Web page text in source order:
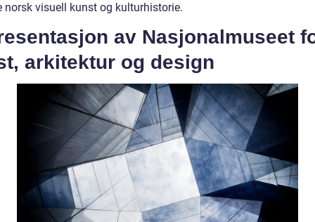
norsk visuell kunst og kulturhistorie.
av Nasjonalmuseet
arkitektur og design